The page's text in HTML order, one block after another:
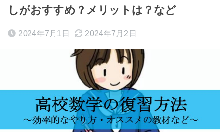
しがおすすめ？メリットは？など
2024年7月1日 2024年7月2日